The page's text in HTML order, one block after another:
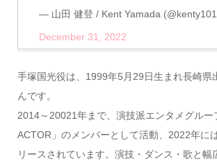
— 山田 健登 / Kent Yamada
December 31, 2022
手塚国光役は、1999年5月29日生まれ長崎県
んです。
2014～20021年まで、演技派エンタメグルー
ACTOR」のメンバーとして活動、2022年に
リースされています。演技・ダンス・歌と幅